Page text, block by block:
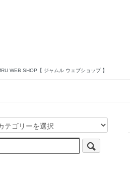
WEB SHOP【 ジャムル ウェブショップ 】